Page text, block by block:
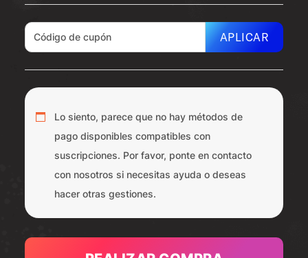
APLICAR
Lo siento, parece que no hay métodos de
pago disponibles compatibles con
suscripciones. Por favor, ponte en contacto
con nosotros si necesitas ayuda o deseas
hacer otras gestiones.